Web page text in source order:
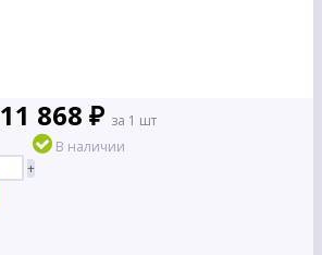
11 868 ₽ за 1 шт
В наличии
+